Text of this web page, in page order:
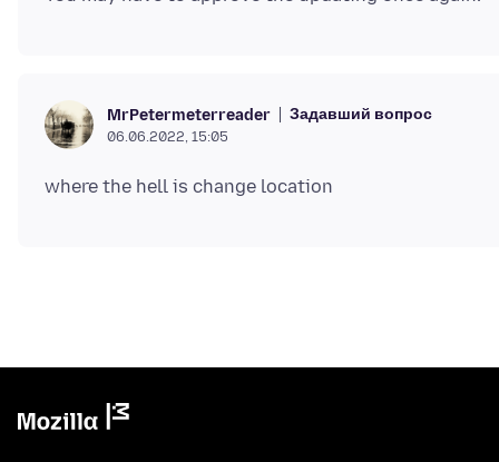
MrPetermeterreader Задавший вопрос
06.06.2022, 15:05